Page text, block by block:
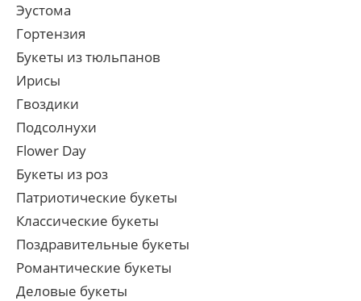
Эустома
Гортензия
Букеты из тюльпанов
Ирисы
Гвоздики
Подсолнухи
Flower Day
Букеты из роз
Патриотические букеты
Классические букеты
Поздравительные букеты
Романтические букеты
Деловые букеты